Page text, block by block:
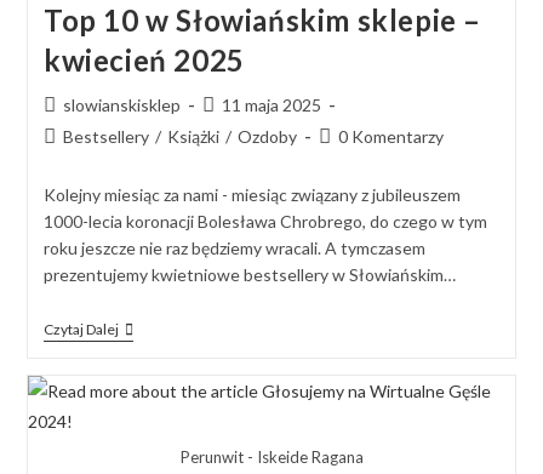
Top 10 w Słowiańskim sklepie –
kwiecień 2025
slowianskisklep
11 maja 2025
Bestsellery / Książki / Ozdoby 0 Komentarzy
Kolejny miesiąc za nami - miesiąc związany z jubileuszem
1000-lecia koronacji Bolesława Chrobrego, do czego w tym
roku jeszcze nie raz będziemy wracali. A tymczasem
prezentujemy kwietniowe bestsellery w Słowiańskim…
Czytaj Dalej
Perunwit - Iskeide Ragana